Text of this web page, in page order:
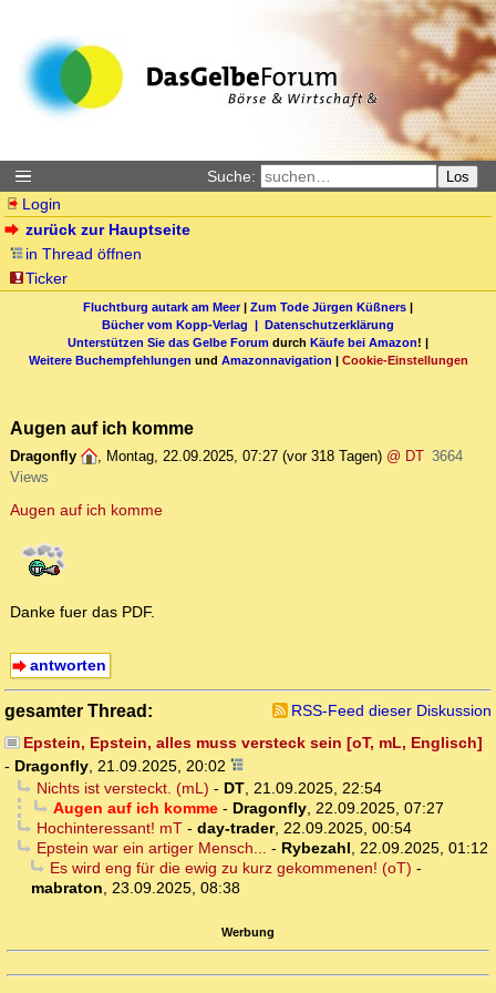
Suche: Los
Login
zurück zur Hauptseite
in Thread öffnen
Ticker
Fluchtburg autark am Meer| Zum Tode Jürgen Küßners |
Bücher vom Kopp-Verlag | Datenschutzerklärung
Unterstützen Sie das Gelbe Forum durch Käufe bei Amazon! |
Weitere Buchempfehlungen und Amazonnavigation | Cookie-Einstellungen
Augen auf ich komme
Dragonfly , Montag, 22.09.2025, 07:27 (vor 318 Tagen) @ DT 3664
Views
Augen auf ich komme
Danke fuer das PDF.
antworten
gesamter Thread:
RSS-Feed dieser Diskussion
Epstein, Epstein, alles muss versteck sein [oT, mL, Englisch]
- Dragonfly, 21.09.2025, 20:02
Nichts ist versteckt. (mL) - DT, 21.09.2025, 22:54
Augen auf ich komme- Dragonfly, 22.09.2025, 07:27
Hochinteressant! mT- day-trader, 22.09.2025, 00:54
Epstein war ein artiger Mensch... - Rybezahl, 22.09.2025, 01:12
Es wird eng für die ewig zu kurz gekommenen! (oT) -
mabraton, 23.09.2025, 08:38
Werbung